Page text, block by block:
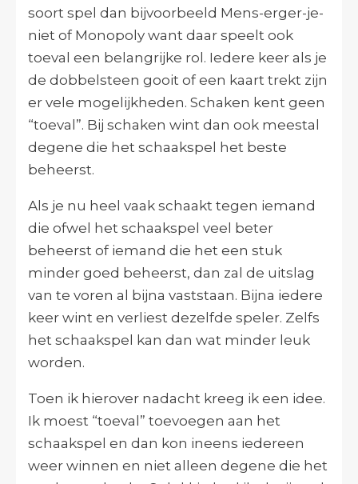
soort spel dan bijvoorbeeld Mens-erger-je-
niet of Monopoly want daar speelt ook
toeval een belangrijke rol. Iedere keer als je
de dobbelsteen gooit of een kaart trekt zijn
er vele mogelijkheden. Schaken kent geen
“toeval”. Bij schaken wint dan ook meestal
degene die het schaakspel het beste
beheerst.
Als je nu heel vaak schaakt tegen iemand
die ofwel het schaakspel veel beter
beheerst of iemand die het een stuk
minder goed beheerst, dan zal de uitslag
van te voren al bijna vaststaan. Bijna iedere
keer wint en verliest dezelfde speler. Zelfs
het schaakspel kan dan wat minder leuk
worden.
Toen ik hierover nadacht kreeg ik een idee.
Ik moest “toeval” toevoegen aan het
schaakspel en dan kon ineens iedereen
weer winnen en niet alleen degene die het